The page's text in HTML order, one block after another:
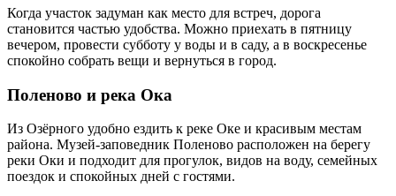
Когда участок задуман как место для встреч, дорога
становится частью удобства. Можно приехать в пятницу
вечером, провести субботу у воды и в саду, а в воскресенье
спокойно собрать вещи и вернуться в город.
Поленово и река Ока
Из Озёрного удобно ездить к реке Оке и красивым местам
района. Музей-заповедник Поленово расположен на берегу
реки Оки и подходит для прогулок, видов на воду, семейных
поездок и спокойных дней с гостями.